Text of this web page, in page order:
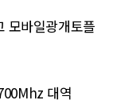
모바일광개토플
대역